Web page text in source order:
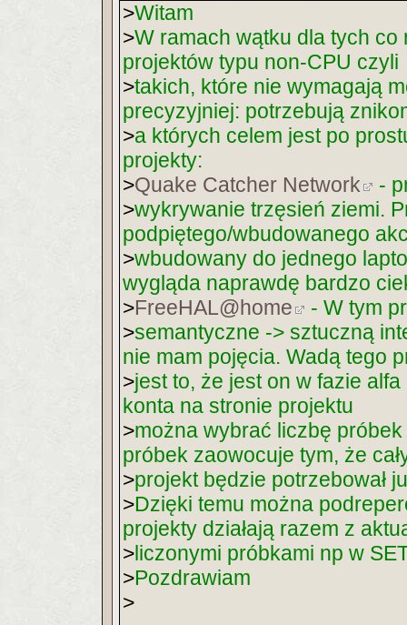
>Witam
>W ramach wątku dla tych co
projektów typu non-CPU czyli
>takich, które nie wymagają
precyzyjniej: potrzebują
>a których celem jest po
projekty:
>Quake Catcher Network
-
>wykrywanie trzęsień ziemi.
podpiętego/wbudowanego
>wbudowany do jednego
wygląda naprawdę bardzo
>FreeHAL@home
- W tym
>semantyczne -> sztuczną
nie mam pojęcia. Wadą tego
>jest to, że jest on w fazie
konta na stronie projektu
>można wybrać liczbę
próbek zaowocuje tym, że
>projekt będzie potrzebował
>Dzięki temu można
projekty działają razem z
>liczonymi próbkami np w
>Pozdrawiam
>